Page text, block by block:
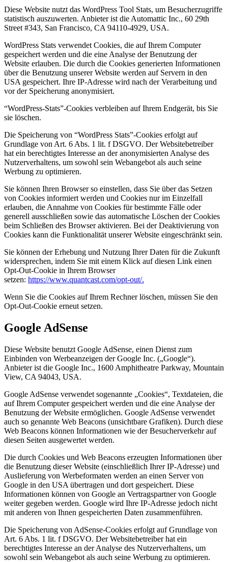
Diese Website nutzt das WordPress Tool Stats, um Besucherzugriffe
statistisch auszuwerten. Anbieter ist die Automattic Inc., 60 29th
Street #343, San Francisco, CA 94110-4929, USA.
WordPress Stats verwendet Cookies, die auf Ihrem Computer
gespeichert werden und die eine Analyse der Benutzung der
Website erlauben. Die durch die Cookies generierten Informationen
über die Benutzung unserer Website werden auf Servern in den
USA gespeichert. Ihre IP-Adresse wird nach der Verarbeitung und
vor der Speicherung anonymisiert.
“WordPress-Stats”-Cookies verbleiben auf Ihrem Endgerät, bis Sie
sie löschen.
Die Speicherung von “WordPress Stats”-Cookies erfolgt auf
Grundlage von Art. 6 Abs. 1 lit. f DSGVO. Der Websitebetreiber
hat ein berechtigtes Interesse an der anonymisierten Analyse des
Nutzerverhaltens, um sowohl sein Webangebot als auch seine
Werbung zu optimieren.
Sie können Ihren Browser so einstellen, dass Sie über das Setzen
von Cookies informiert werden und Cookies nur im Einzelfall
erlauben, die Annahme von Cookies für bestimmte Fälle oder
generell ausschließen sowie das automatische Löschen der Cookies
beim Schließen des Browser aktivieren. Bei der Deaktivierung von
Cookies kann die Funktionalität unserer Website eingeschränkt sein.
Sie können der Erhebung und Nutzung Ihrer Daten für die Zukunft
widersprechen, indem Sie mit einem Klick auf diesen Link einen
Opt-Out-Cookie in Ihrem Browser
setzen: https://www.quantcast.com/opt-out/.
Wenn Sie die Cookies auf Ihrem Rechner löschen, müssen Sie den
Opt-Out-Cookie erneut setzen.
Google AdSense
Diese Website benutzt Google AdSense, einen Dienst zum
Einbinden von Werbeanzeigen der Google Inc. („Google“).
Anbieter ist die Google Inc., 1600 Amphitheatre Parkway, Mountain
View, CA 94043, USA.
Google AdSense verwendet sogenannte „Cookies“, Textdateien, die
auf Ihrem Computer gespeichert werden und die eine Analyse der
Benutzung der Website ermöglichen. Google AdSense verwendet
auch so genannte Web Beacons (unsichtbare Grafiken). Durch diese
Web Beacons können Informationen wie der Besucherverkehr auf
diesen Seiten ausgewertet werden.
Die durch Cookies und Web Beacons erzeugten Informationen über
die Benutzung dieser Website (einschließlich Ihrer IP-Adresse) und
Auslieferung von Werbeformaten werden an einen Server von
Google in den USA übertragen und dort gespeichert. Diese
Informationen können von Google an Vertragspartner von Google
weiter gegeben werden. Google wird Ihre IP-Adresse jedoch nicht
mit anderen von Ihnen gespeicherten Daten zusammenführen.
Die Speicherung von AdSense-Cookies erfolgt auf Grundlage von
Art. 6 Abs. 1 lit. f DSGVO. Der Websitebetreiber hat ein
berechtigtes Interesse an der Analyse des Nutzerverhaltens, um
sowohl sein Webangebot als auch seine Werbung zu optimieren.